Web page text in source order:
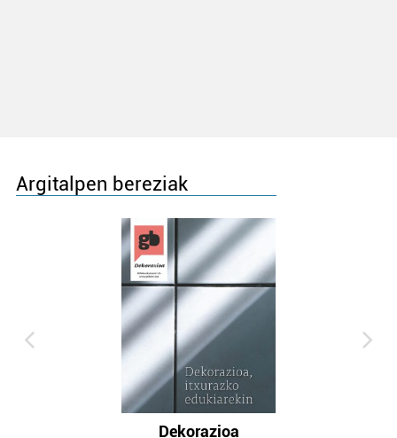
Argitalpen bereziak
Dekorazioa